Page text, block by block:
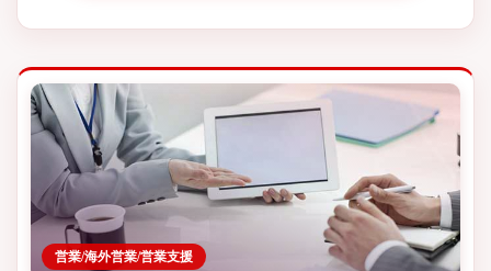
営業/海外営業/営業支援